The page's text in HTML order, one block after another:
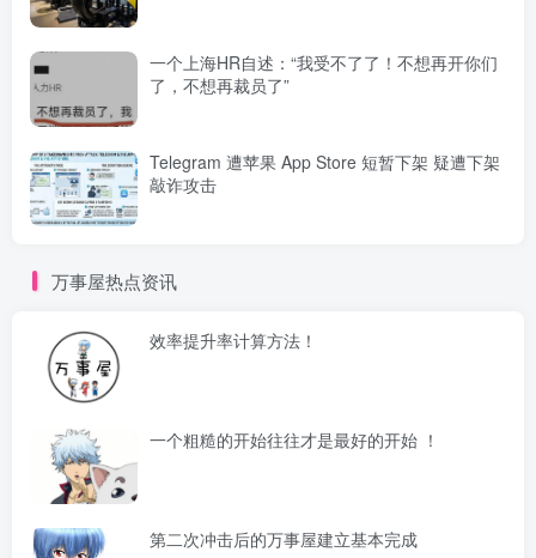
一个上海HR自述：“我受不了了！不想再开你们
了，不想再裁员了”
Telegram 遭苹果 App Store 短暂下架 疑遭下架
敲诈攻击
万事屋热点资讯
效率提升率计算方法！
一个粗糙的开始往往才是最好的开始 ！
第二次冲击后的万事屋建立基本完成